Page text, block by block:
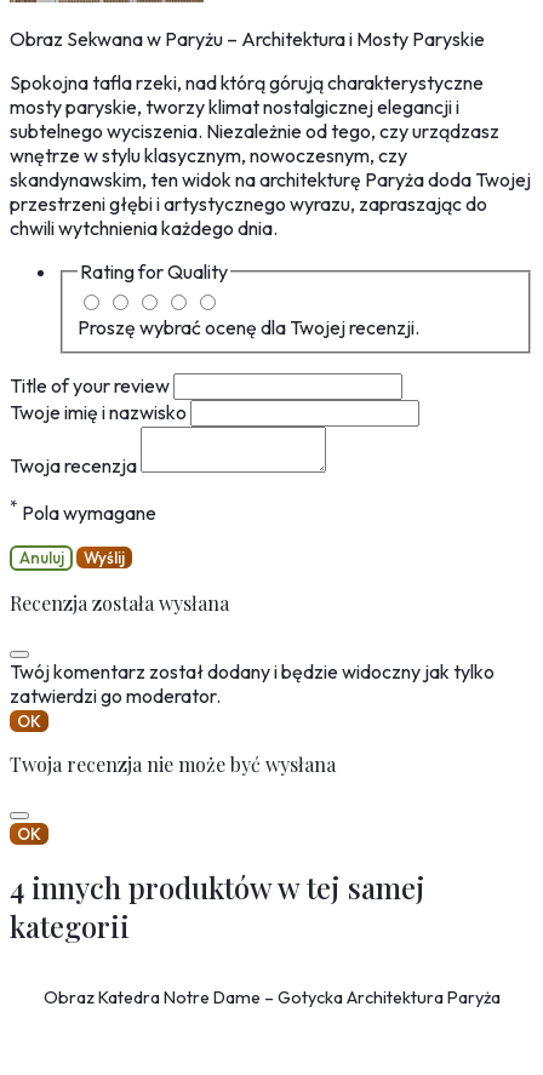
Obraz Sekwana w Paryżu – Architektura i Mosty Paryskie
Spokojna tafla rzeki, nad którą górują charakterystyczne
mosty paryskie, tworzy klimat nostalgicznej elegancji i
subtelnego wyciszenia. Niezależnie od tego, czy urządzasz
wnętrze w stylu klasycznym, nowoczesnym, czy
skandynawskim, ten widok na architekturę Paryża doda Twojej
przestrzeni głębi i artystycznego wyrazu, zapraszając do
chwili wytchnienia każdego dnia.
Rating forQuality
Proszę wybrać ocenę dla Twojej recenzji.
Title of your review
Twoje imię i nazwisko
Twoja recenzja
* Pola wymagane
Anuluj Wyślij
Recenzja została wysłana
Twój komentarz został dodany i będzie widoczny jak tylko
zatwierdzi go moderator.
OK
Twoja recenzja nie może być wysłana
OK
4 innych produktów w tej samej
kategorii
Obraz Katedra Notre Dame – Gotycka Architektura Paryża